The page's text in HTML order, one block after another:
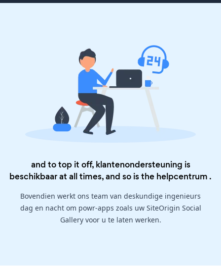
and to top it off, klantenondersteuning is
beschikbaar at all times, and so is the helpcentrum .
Bovendien werkt ons team van deskundige ingenieurs
dag en nacht om powr-apps zoals uw SiteOrigin Social
Gallery voor u te laten werken.